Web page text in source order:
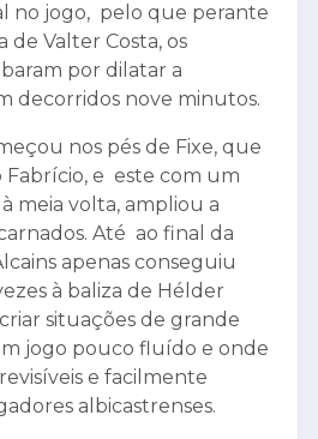
no jogo, pelo que perante
de Valter Costa, os
por dilatar a
decorridos nove minutos.
nos pés de Fixe, que
Fabrício, e este com um
meia volta, ampliou a
Até ao final da
apenas conseguiu
à baliza de Hélder
situações de grande
jogo pouco fluído e onde
e facilmente
albicastrenses.